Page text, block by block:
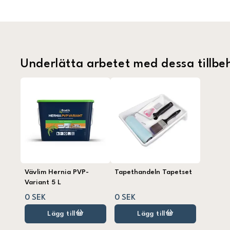
Underlätta arbetet med dessa
Vävlim Hernia PVP-
Variant 5 L
0 SEK
Lägg till
Tapethandeln Tapetset
0 SEK
Lägg till